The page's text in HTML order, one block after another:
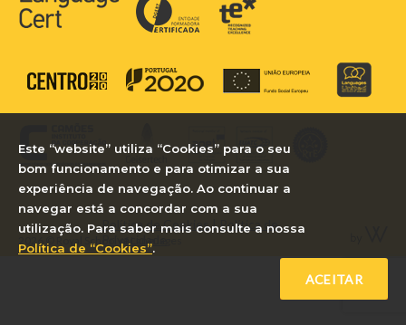
2026 © Royal School of Languages
Política de Cookies|Política de
Este “website” utiliza “Cookies” para o seu
bom funcionamento e para otimizar a sua
experiência de navegação. Ao continuar a
navegar está a concordar com a sua
utilização. Para saber mais consulte a nossa
Política de “Cookies”.
ACEITAR